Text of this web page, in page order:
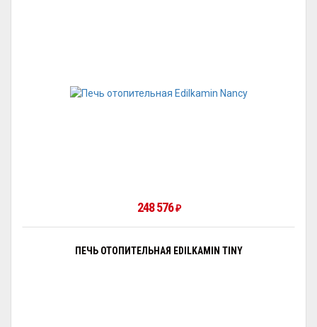
248 576 ₽
ПЕЧЬ ОТОПИТЕЛЬНАЯ EDILKAMIN TINY